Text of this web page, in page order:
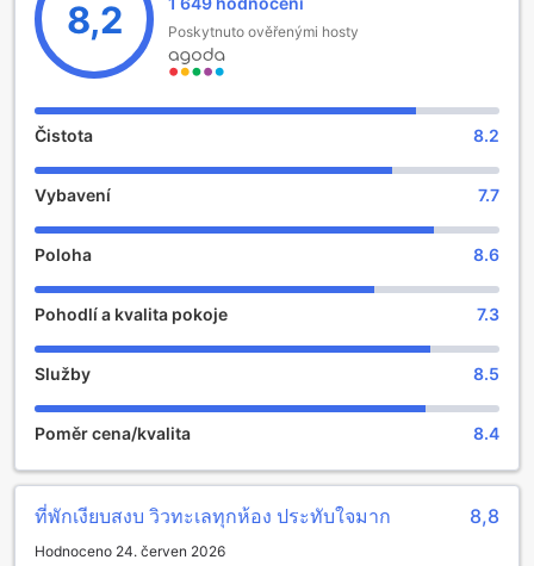
odpočinek. Odhlášení z hotelu je možné až do 12:00, což
vám dává dostatek času na relaxaci a užívání si posledních
chvil v tomto tropickém ráji. Tamarina Resort je také
přátelský k rodinám – děti ve věku od 3 do 9 let mohou
dovolenou. A pokud plánujete vzít s sebou svého
čtyřnohého přítele, vězte, že si můžete užít pobyt s jedním
domácím mazlíčkem na pokoj. Objevte kouzlo Tamarina
Resort a nechte se unést krásou Thajska!
Zábavní zařízení v Tamarina Resortu
Tamarina Resort v Chonburi, Thajsko, je ideálním místem
pro ty, kteří hledají kombinaci relaxace a zábavy. Resort se
potěšením, ale také skvělým místem pro různé aktivity.
Hosté mohou využít prostorné trávníky k organizaci pikniků
nebo si jen tak užívat slunečních paprsků na lehátkách
obklopených zelení. Zahrada je také ideálním místem pro
objevovat krásy přírody.
Kromě relaxace v zahradě nabízí Tamarina Resort také
možnost pořádání různých společenských akcí a aktivit.
Hosté se mohou zúčastnit tematických večerů, které
8,2 Poskytnuto ověřenými hosty
Čistota 8.2
Vybavení 7.7
Poloha 8.6
Pohodlí a kvalita pokoje 7.3
Služby 8.5
Poměr cena/kvalita 8.4
ที่พักเงียบสงบ วิวทะเลทุกห้อง ประทับใจมาก 8,8
Hodnoceno 24. červen 2026